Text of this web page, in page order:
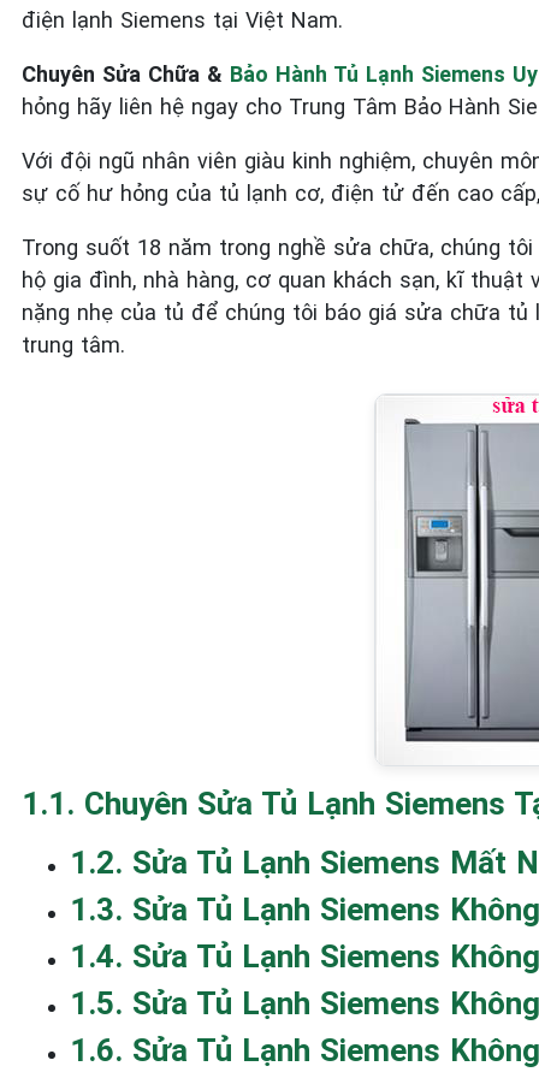
điện lạnh Siemens tại Việt Nam.
Chuyên Sửa Chữa & Bảo Hành Tủ Lạnh Siemens
hỏng hãy liên hệ ngay cho Trung Tâm Bảo Hành
Với đội ngũ nhân viên giàu kinh nghiệm, chuyên
sự cố hư hỏng của tủ lạnh cơ, điện tử đến cao
Trong suốt 18 năm trong nghề sửa chữa, chúng
hộ gia đình, nhà hàng, cơ quan khách sạn, kĩ
nặng nhẹ của tủ để chúng tôi báo giá sửa chữa
trung tâm.
1.1. Chuyên Sửa Tủ Lạnh Siemens
1.2. Sửa Tủ Lạnh Siemens Mất
1.3. Sửa Tủ Lạnh Siemens
1.4. Sửa Tủ Lạnh Siemens
1.5. Sửa Tủ Lạnh Siemens
1.6. Sửa Tủ Lạnh Siemens